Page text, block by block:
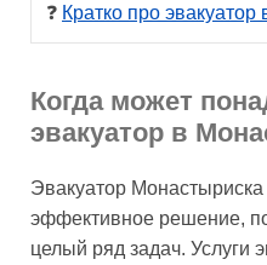
❓ Кратко про
Когда может
эвакуатор в
Эвакуатор
эффективное решение,
целый ряд задач. Услуги